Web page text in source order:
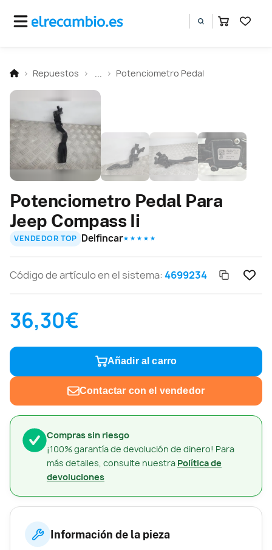
Repuestos Potenciometro Pedal
Compras sin riesgo
¡100% garantía de devolución de dinero! Para
más detalles, consulte nuestra Política de
devoluciones
Potenciometro Pedal Para
Jeep Compass Ii
VENDEDOR TOP Delfincar★ ★ ★ ★ ★
Código de artículo en el sistema:4699234
36,30€
Añadir al carro
Contactar con el vendedor
Información de la pieza